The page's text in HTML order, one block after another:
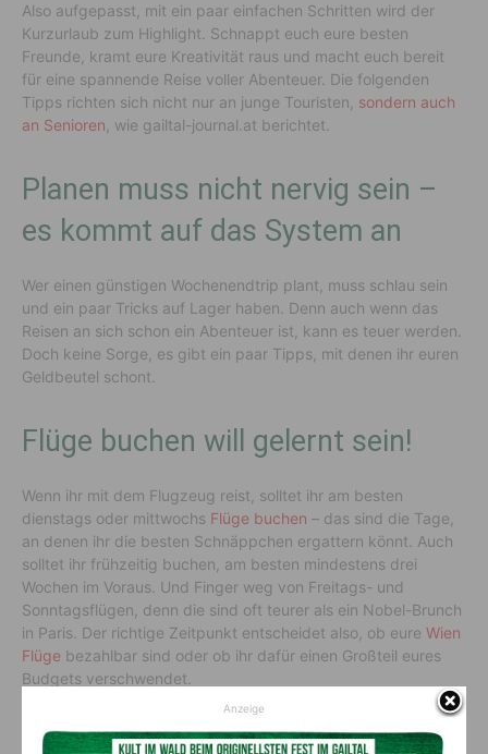
Also aufgepasst, mit ein paar einfachen Schritten wird der
Kurzurlaub zum Highlight. Schnappt euch eure besten
Freunde, kramt eure Kreativität raus und macht euch bereit
für eine spannende Reise voller Abenteuer. Die folgenden
Tipps richten sich nicht nur an junge Touristen, sondern auch
an Senioren , wie gailtal-journal.at berichtet.
Planen muss nicht nervig sein –
es kommt auf das System an
Wer einen günstigen Wochenendtrip plant, muss schlau sein
und ein paar Tricks auf Lager haben. Denn auch wenn das
Reisen an sich schon ein Abenteuer ist, kann es teuer werden.
Doch keine Sorge, es gibt ein paar Tipps, mit denen ihr euren
Geldbeutel schont.
Flüge buchen will gelernt sein!
Wenn ihr mit dem Flugzeug reist, solltet ihr am besten
dienstags oder mittwochs Flüge buchen – das sind die Tage,
an denen ihr die besten Schnäppchen ergattern könnt. Auch
solltet ihr frühzeitig buchen, am besten mindestens drei
Wochen im Voraus. Und Finger weg von Freitags- und
Sonntagsflügen, denn die sind oft teurer als ein Nobel-Brunch
in Paris. Der richtige Zeitpunkt entscheidet also, ob eure Wien
Flüge bezahlbar sind oder ob ihr dafür einen Großteil eures
Budgets verschwendet.
Unterkünfte sind eure besten Freunde, wenn es darum geht,
Anzeige